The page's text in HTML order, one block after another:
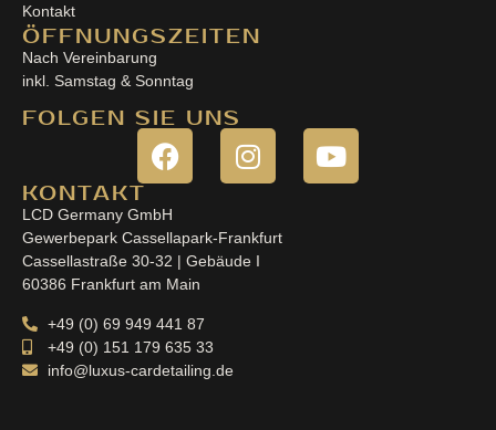
Kontakt
ÖFFNUNGSZEITEN
Nach Vereinbarung
inkl. Samstag & Sonntag
FOLGEN SIE UNS
KONTAKT
LCD Germany GmbH
Gewerbepark Cassellapark-Frankfurt
Cassellastraße 30-32 | Gebäude I
60386 Frankfurt am Main
+49 (0) 69 949 441 87
+49 (0) 151 179 635 33
info@luxus-cardetailing.de